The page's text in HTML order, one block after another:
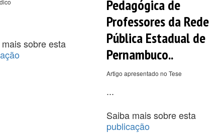
sobre esta
Pedagógica de
Professores da Rede
Pública Estadual de
Pernambuco..
Artigo apresentado no Tese
...
Saiba mais sobre esta
publicação